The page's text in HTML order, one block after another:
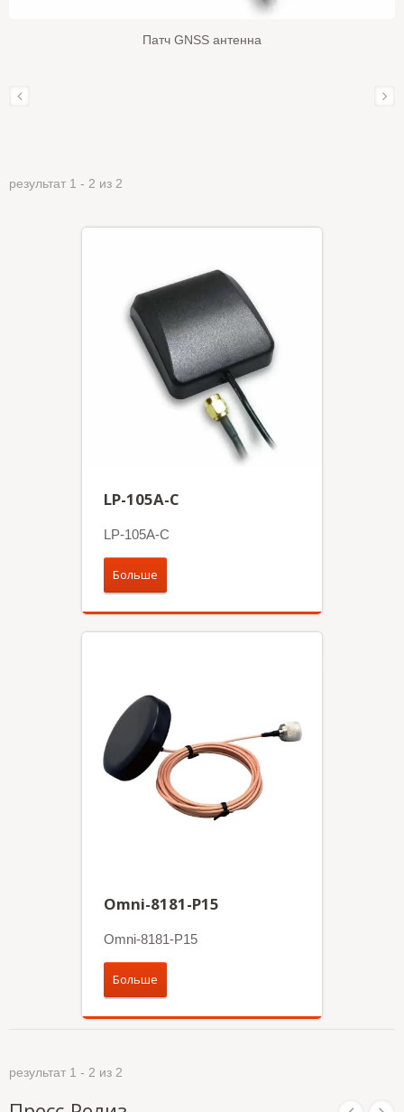
Патч GNSS антенна
результат 1 - 2 из 2
LP-105A-C
LP-105A-C
Больше
Omni-8181-P15
Omni-8181-P15
Больше
результат 1 - 2 из 2